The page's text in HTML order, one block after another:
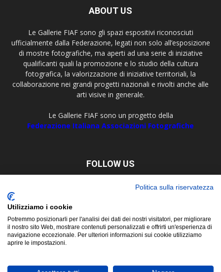
ABOUT US
Le Gallerie FIAF sono gli spazi espositivi riconosciuti
ufficialmente dalla Federazione, legati non solo all’esposizione
di mostre fotografiche, ma aperti ad una serie di iniziative
qualificanti quali la promozione e lo studio della cultura
fotografica, la valorizzazione di iniziative territoriali, la
collaborazione nei grandi progetti nazionali e rivolti anche alle
arti visive in generale.
Le Gallerie FIAF sono un progetto della
Federazione Italiana Associazioni Fotografiche
FOLLOW US
Politica sulla riservatezza
Utilizziamo i cookie
Potremmo posizionarli per l'analisi dei dati dei nostri visitatori, per migliorare
il nostro sito Web, mostrare contenuti personalizzati e offrirti un'esperienza di
navigazione eccezionale. Per ulteriori informazioni sui cookie utilizziamo
aprire le impostazioni.